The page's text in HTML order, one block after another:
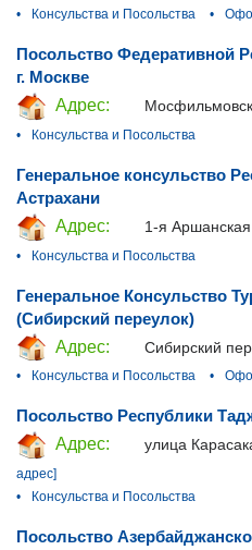
•
Консульства и Посольства •
Посольство Федеративной
г. Москве
Адрес:
•
Консульства и Посольства
Генеральное консульство
Астрахани
Адрес:
1-я Аршанская
•
Консульства и Посольства
Генеральное Консульство
(Сибирский переулок)
Адрес:
Сибирский
•
Консульства и Посольства •
Посольство Республики
Адрес:
улица
адрес]
•
Консульства и Посольства
Посольство